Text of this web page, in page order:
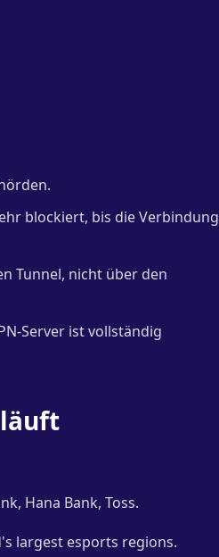
blockiert, bis die Verbindung
Tunnel, nicht über den
Server ist vollständig
Hana Bank, Toss.
largest esports regions.